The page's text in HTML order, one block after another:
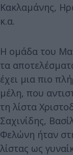
Κακλαμάνης,
κ.α.
Η ομάδα του
τα
έχει μια πιο
μέλη, που
τη λίστα
Σαχινίδης,
Φελώνη ήταν
λίστας ως